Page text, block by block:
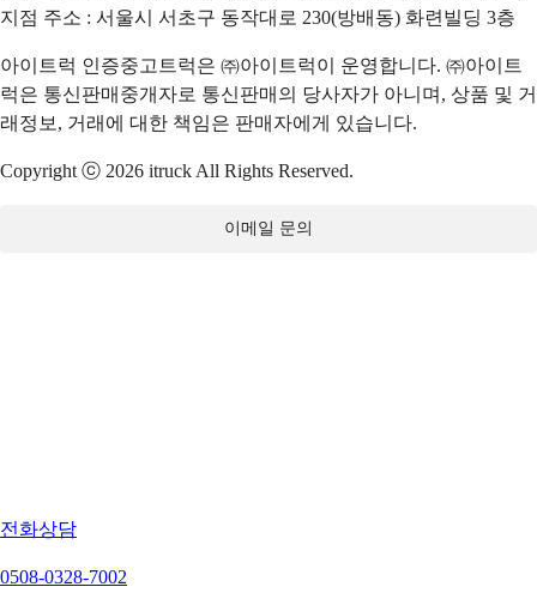
지점 주소 : 서울시 서초구 동작대로 230(방배동) 화련빌딩 3층
아이트럭 인증중고트럭은 ㈜아이트럭이 운영합니다. ㈜아이트
럭은 통신판매중개자로 통신판매의 당사자가 아니며, 상품 및 거
래정보, 거래에 대한 책임은 판매자에게 있습니다.
Copyright ⓒ 2026 itruck All Rights Reserved.
이메일 문의
전화상담
0508-0328-7002